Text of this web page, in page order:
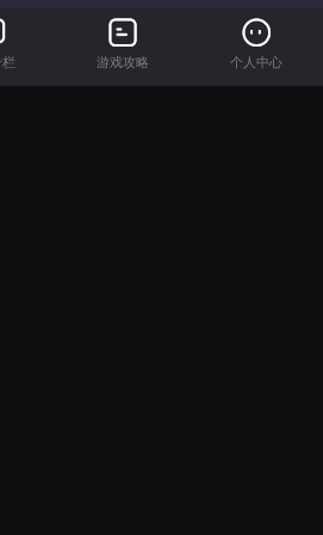
游戏攻略 个人中心